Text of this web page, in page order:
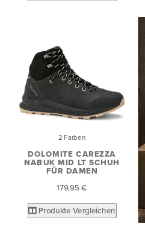
2 Farben
DOLOMITE CAREZZA
NABUK MID LT SCHUH
FÜR DAMEN
179,95 €
Produkte Vergleichen